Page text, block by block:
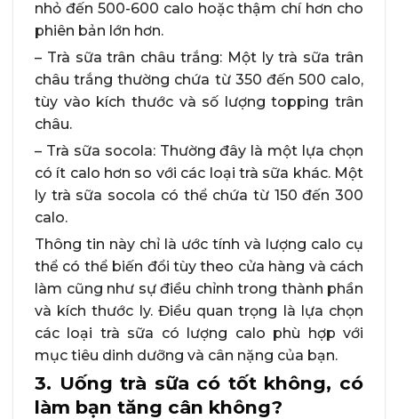
nhỏ đến 500-600 calo hoặc thậm chí hơn cho
phiên bản lớn hơn.
– Trà sữa trân châu trắng: Một ly trà sữa trân
châu trắng thường chứa từ 350 đến 500 calo,
tùy vào kích thước và số lượng topping trân
châu.
– Trà sữa socola: Thường đây là một lựa chọn
có ít calo hơn so với các loại trà sữa khác. Một
ly trà sữa socola có thể chứa từ 150 đến 300
calo.
Thông tin này chỉ là ước tính và lượng calo cụ
thể có thể biến đổi tùy theo cửa hàng và cách
làm cũng như sự điều chỉnh trong thành phần
và kích thước ly. Điều quan trọng là lựa chọn
các loại trà sữa có lượng calo phù hợp với
mục tiêu dinh dưỡng và cân nặng của bạn.
3. Uống trà sữa có tốt không, có
làm bạn tăng cân không?